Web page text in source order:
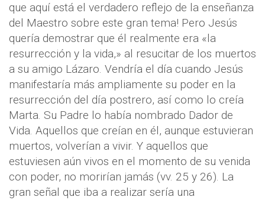
que aquí está el verdadero reflejo de la enseñanza
del Maestro sobre este gran tema! Pero Jesús
quería demostrar que él realmente era «la
resurrección y la vida,» al resucitar de los muertos
a su amigo Lázaro. Vendría el día cuando Jesús
manifestaría más ampliamente su poder en la
resurrección del día postrero, así como lo creía
Marta. Su Padre lo había nombrado Dador de
Vida. Aquellos que creían en él, aunque estuvieran
muertos, volverían a vivir. Y aquellos que
estuviesen aún vivos en el momento de su venida
con poder, no morirían jamás (vv. 25 y 26). La
gran señal que iba a realizar sería una